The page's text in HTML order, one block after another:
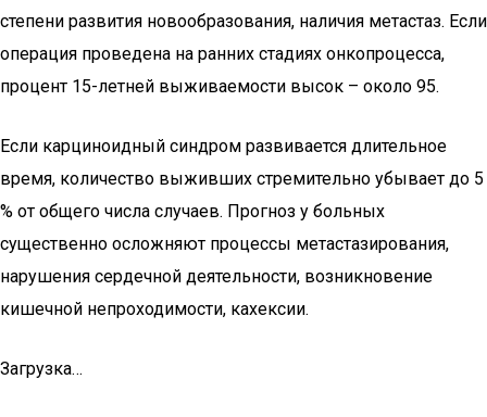
степени развития новообразования, наличия метастаз. Если
операция проведена на ранних стадиях онкопроцесса,
процент 15-летней выживаемости высок – около 95.
Если карциноидный синдром развивается длительное
время, количество выживших стремительно убывает до 5
% от общего числа случаев. Прогноз у больных
существенно осложняют процессы метастазирования,
нарушения сердечной деятельности, возникновение
кишечной непроходимости, кахексии.
Загрузка…